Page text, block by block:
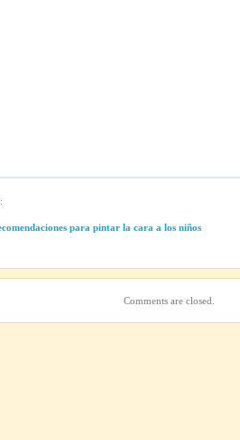
para pintar la cara a los niños
Comments are closed.